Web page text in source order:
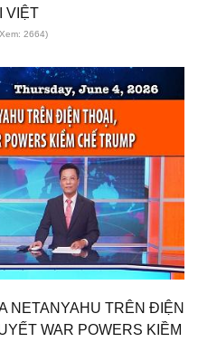
VIỆT
2664)
NETANYAHU TRÊN ĐIỆN
WAR POWERS KIỀM